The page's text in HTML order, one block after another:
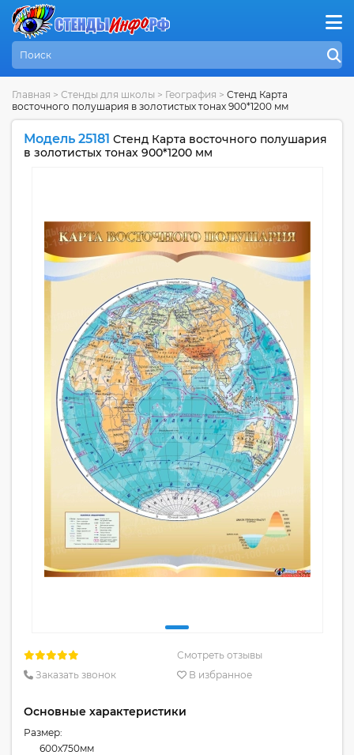
Главная > Стенды для школы > География > Стенд Карта
восточного полушария в золотистых тонах 900*1200 мм
Модель 25181 Стенд Карта восточного полушария
в золотистых тонах 900*1200 мм
Смотреть отзывы
Заказать звонок
В избранное
Основные характеристики
Размер:
600x750мм